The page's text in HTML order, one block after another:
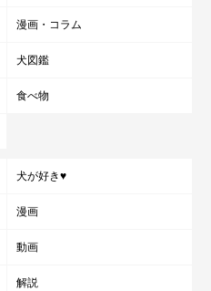
漫画・コラム
犬図鑑
食べ物
犬が好き♥
漫画
動画
解説